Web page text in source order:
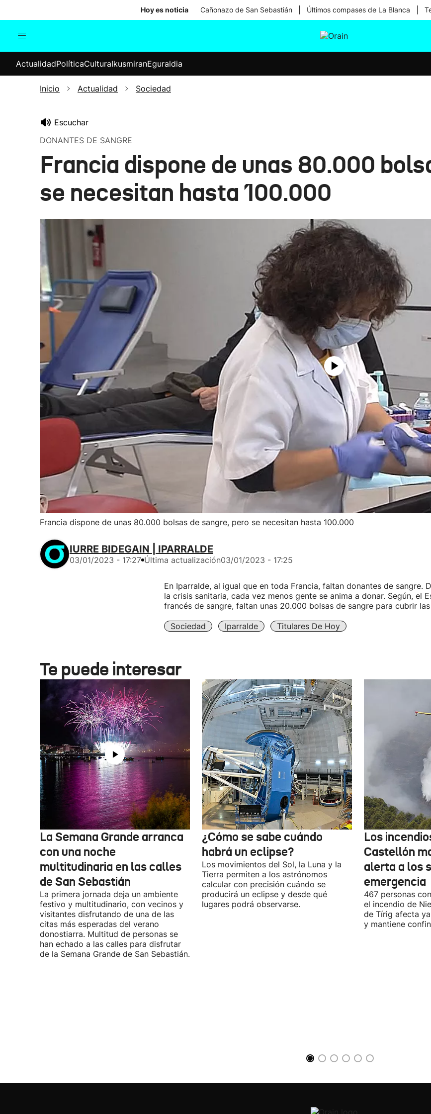
Hoy es noticia Cañonazo de San Sebastián Últimos compases de La Blanca
Internacional
Elecciones
ActualidadPolíticaCulturaIkusmiranEguraldia
Inicio Actualidad Sociedad
Escuchar
DONANTES DE SANGRE
Francia dispone de unas 80.000
se necesitan hasta 100.000
Francia dispone de unas 80.000 bolsas de sangre, pero se necesitan hasta 100.000
IURRE BIDEGAIN | IPARRALDE
03/01/2023 - 17:27 Última actualización03/01/2023 - 17:25
En Iparralde, al igual que en toda Francia, faltan donantes de sangre.
la crisis sanitaria, cada vez menos gente se anima a donar. Según, el
francés de sangre, faltan unas 20.000 bolsas de sangre para cubrir
Sociedad Iparralde Titulares De Hoy
Te puede interesar
La Semana Grande arranca
con una noche
multitudinaria en las calles
de San Sebastián
La primera jornada deja un ambiente
festivo y multitudinario, con vecinos y
visitantes disfrutando de una de las
citas más esperadas del verano
donostiarra. Multitud de personas se
han echado a las calles para disfrutar
de la Semana Grande de San Sebastián.
¿Cómo se sabe cuándo
habrá un eclipse?
Los movimientos del Sol, la Luna y la
Tierra permiten a los astrónomos
calcular con precisión cuándo se
producirá un eclipse y desde qué
lugares podrá observarse.
Los
Castellón
alerta a los
emergencia
467 personas
el incendio de
de Tírig afecta
y mantiene